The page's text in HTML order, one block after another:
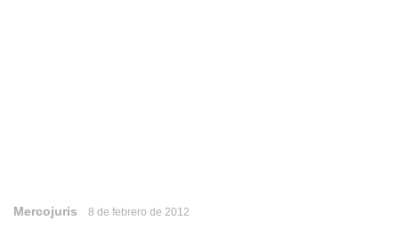
Mercojuris 8 de febrero de 2012